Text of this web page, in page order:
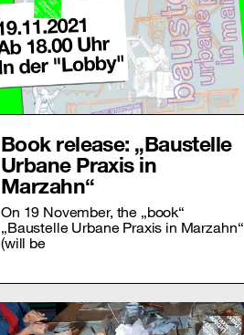
Book release: „Baustelle
Urbane Praxis in
Marzahn“
On 19 November, the „book“
„Baustelle Urbane Praxis in Marzahn“
(will be